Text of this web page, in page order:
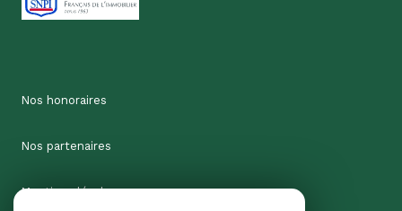
Nos honoraires
Nos partenaires
Mentions légales